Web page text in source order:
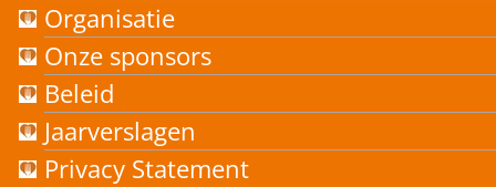
Organisatie
Onze sponsors
Beleid
Jaarverslagen
Privacy Statement